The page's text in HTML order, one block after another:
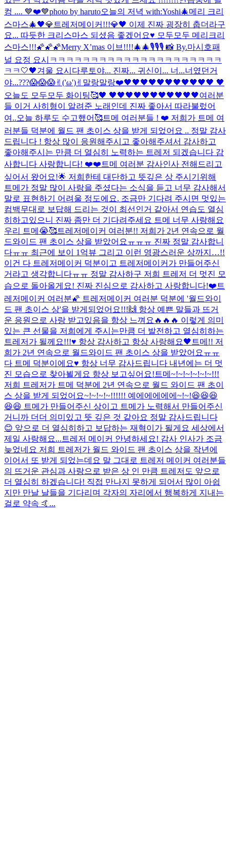
컹 .... 💙❤️💙photo by haruto오늘의 저녁 with:Yoshi🎄메리 크리
스마스🎄🖤💎트레저메이커!!!💎🖤 이제 진짜 굉장히 춥더라구
요... 따듯한 크리스마스 되셨음 좋겠어요♥️ 모두모두 메리크리
스마스!!!🌠🌠🌠Merry X’mas 이브!!!!🎄🎄🎙🎙🎙 📸 By.마시호패
널 요정 요시 ㅋㅋㅋㅋㅋㅋㅋㅋㅋㅋㅋㅋㅋㅋㅋㅋㅋㅋㅋㅋㅋ
ㅋㅋ 🤍🖤겨울 요시다루토야... 진짜... 귀신이... 너...너였던거
야...???😱😱😱✌︎('ω')✌︎ 말랑말랑❤️🖤🖤🖤🖤🖤🖤🖤🖤🖤🖤🖤 🖤
오늘도 모두모두 화이팅🥰🖤 🖤🖤🖤🖤🖤🖤🖤🖤🖤🖤🖤여러분
들 이거 사히형이 알려준 노래인데 진짜 좋아서 따라불렀어
여..오늘 하루도 수고했어🥰트메 여러분들 ! ❤️ 저희가 트메 여
러분들 덕분에 월드 팬 초이스 상을 받게 되었어요 .. 정말 감사
드립니다 ! 항상 많이 응원해주시고 좋아해주셔서 감사하고
좋아해주시는 만큼 더 열심히 노력하는 트레저 되겠습니다 감
사합니다 사랑합니다! ❤️❤️ 트메 여러분 감사인사 전해드리고
싶어서 왔어요!🌟 저희한테 대단하고 뜻깊은 상 주시기위해
트메가 정말 많이 사랑을 주셨다는 소식을 듣고 너무 감사해서
말로 표현하기 어려울 정도에요. 조금만 기다려 주시면 멋있는
컴백무대로 보답해 드리는 것이 최선인거 같아서 연습도 열심
히하고있으니 진짜 좀만 더 기다려주세요 트메 너무 사랑해요
우리 트메😭🥰트레저메이커 여러분!! 저희가 2년 연속으로 월
드와이드 팬 초이스 상을 받았어요ㅠㅠㅠ 진짜 정말 감사합니
다ㅠㅠ 최근에 보이 1억뷰 그리고 이런 영광스러운 상까지…!!
이건 다 트레저메이커 덕분이고 트레저메이커가 만들어주신
거라고 생각합니다ㅠㅠ 정말 감사하구 저희 트레저 더 멋진 모
습으로 돌아올게요! 진짜 진심으로 감사하고 사랑합니다!❤️ 트
레저메이커 여러분🌠 트레저메이커 여러분 덕분에 '월드와이
드 팬 초이스 상'을 받게되었어요!!!🙌 항상 예쁜 말들과 뜨거
운 응원으로 사랑 받고있음을 항상 느껴요🔥🔥🔥 이렇게 의미
있는 큰 선물을 저희에게 주시는만큼 더 발전하고 열심히하는
트레저가 될께요!!!♥️ 항상 감사하고 항상 사랑해요🖤 트메!! 저
희가 2년 연속으로 월드와이드 팬 초이스 상을 받았어요ㅠㅠ
다 트메 덕분이에요♥️ 항상 너무 감사드립니다 내년에는 더 멋
진 모습으로 찾아뵐게요 항상 보고싶어요! 트메~!~!~!~!~!~!!!
저희 트레저가 트메 덕분에 2년 연속으로 월드 와이드 팬 초이
스 상을 받게 되었어요~!~!~!~!!!!!! 예에에에에에~!~!😆😆😆
😆😆 트메가 만들어주신 상이고 트메가 노력해서 만들어주신
거니까 더더 의미있고 뜻 깊은 것 같아요 정말 감사드립니다
😊 앞으로 더 열심히하고 보답하는 재혁이가 될게요 세상에서
제일 사랑해요... 트레저 메이커 안녕하세요! 감사 인사가 조금
늦었네요 저희 트레저가 월드 와이드 팬 초이스 상을 작년에
이어서 또 받게 되었는데요 말 그대로 트레저 메이커 여러분들
의 뜨거운 관심과 사랑으로 받은 상 인 만큼 트레저도 앞으로
더 열심히 하겠습니다! 직접 만나지 못하게 되어서 많이 아쉽
지만 만날 날들을 기다리며 각자의 자리에서 행복하게 지내는
걸로 약속 🤙...